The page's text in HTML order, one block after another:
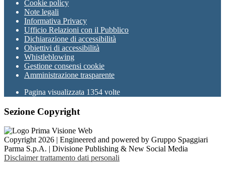
Cookie policy
Note legali
Informativa Privacy
Ufficio Relazioni con il Pubblico
Dichiarazione di accessibilità
Obiettivi di accessibilità
Whistleblowing
Gestione consensi cookie
Amministrazione trasparente
Pagina visualizzata 1354 volte
Sezione Copyright
Copyright 2026 | Engineered and powered by Gruppo Spaggiari
Parma S.p.A. | Divisione Publishing & New Social Media
Disclaimer trattamento dati personali